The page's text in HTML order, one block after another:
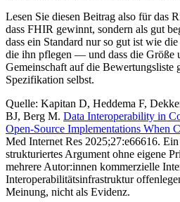
Lesen Sie diesen Beitrag also für das
dass FHIR gewinnt, sondern als gut
dass ein Standard nur so gut ist wie
die ihn pflegen — und dass die Größe
Gemeinschaft auf die Bewertungsliste
Spezifikation selbst.
Quelle: Kapitan D, Heddema F,
BJ, Berg M. Data Interoperability in
Open-Source Implementations When
Med Internet Res 2025;27:e66616.
strukturiertes Argument ohne eigene
mehrere Autor:innen kommerzielle
Interoperabilitätsinfrastruktur
Meinung, nicht als Evidenz.